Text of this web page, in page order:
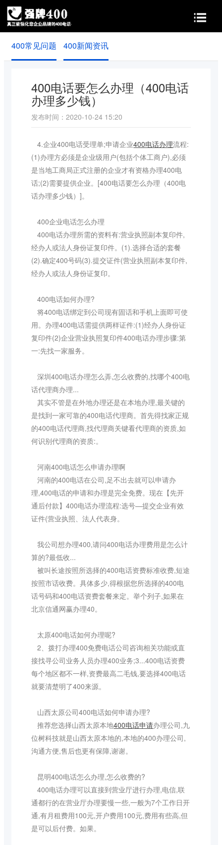
首页 400功能
常见问题
400常见问题 400新闻资讯
400电话要怎么办理（400电话
办理多少钱）
发布时间：2020-10-24 15:20
4.企业400电话受理单;申请企业400电话办理流程:
(1)办理方必须是企业级用户(包括个体工商户),必须
是当地工商局正式注册的企业才有资格办理400电
话;(2)需要提供企业。[400电话要怎么办理（400电
话办理多少钱）]。
400企业电话怎么办理
400电话办理所需的资料有:营业执照副本复印件,
经办人或法人身份证复印件。(1).选择合适的套餐
(2).确定400号码(3).提交证件(营业执照副本复印件,
经办人或法人身份证复印。
400电话如何办理?
将400电话绑定到公司现有固话和手机上面即可使
用。办理400电话需提供两样证件:(1)经办人身份证
复印件(2)企业营业执照复印件400电话办理步骤:第
一:先找一家服务。
深圳400电话办理怎么弄,怎么收费的,找哪个400电
话代理商办理...
其实不管是在外地办理还是在本地办理,最关键的
是找到一家可靠的400电话代理商。首先得找家正规
的400电话代理商,找代理商关键看代理商的资质,如
何识别代理商的资质:。
河南400电话怎么申请办理啊
河南的400电话在公司,足不出去就可以申请办
理,400电话的申请和办理是完全免费。现在【先开
通后付款】400电话办理流程:选号—提交企业有效
证件(营业执照、法人代表身。
我公司想办理400,请问400电话办理费用是怎么计
算的?最低收...
被叫长途按照所选择的400电话资费标准收费,短途
按照市话收费。具体多少,得根据您所选择的400电
话号码和400电话资费套餐来定。举个列子,如果在
北京信通网赢办理40。
太原400电话如何办理呢?
2、拨打办理400免费电话公司咨询相关功能或直
接找寻公司业务人员办理400业务;3...400电话资费
每个地区都不一样,资费最高二毛钱,要选择400电话
就要清楚明了400来源。
山西太原公司400电话如何申请办理?
推荐您选择山西太原本地400电话申请办理公司,九
位树科技就是山西太原本地的,本地的400办理公司,
沟通方便,售后也更有保障,谢谢。
昆明400电话怎么办理,怎么收费的?
400电话办理可以直接到营业厅进行办理,电信,联
通都行的在营业厅办理要慢一些,一般为7个工作日开
通,有月租费用100元,开户费用100元,费用有些高,但
是可以后付费。如果。